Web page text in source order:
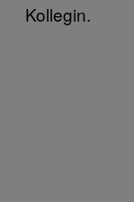
Kollegin.